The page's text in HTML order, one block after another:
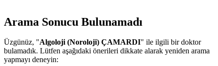
Arama Sonucu Bulunamadı
Üzgünüz, "Algoloji (Noroloji) ÇAMARDI" ile ilgili bir doktor
bulamadık. Lütfen aşağıdaki önerileri dikkate alarak yeniden arama
yapmayı deneyin: